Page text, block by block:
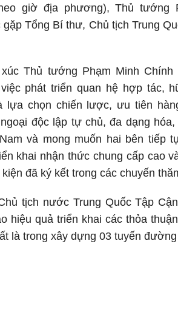
giờ địa phương), Thủ tướng
gặp Tổng Bí thư, Chủ tịch Trung
Thủ tướng Phạm Minh Chính
phát triển quan hệ hợp tác,
lựa chọn chiến lược, ưu tiên
độc lập tự chủ, đa dạng
và mong muốn hai bên tiếp
khai nhận thức chung cấp cao
kiện đã ký kết trong các chuyến
tịch nước Trung Quốc Tập
hiệu quả triển khai các thỏa
là trong xây dựng 03 tuyến